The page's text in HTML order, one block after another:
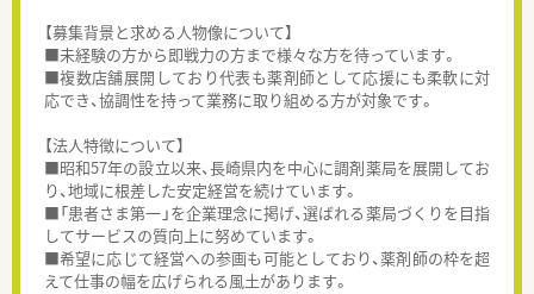
【募集背景と求める人物像について】
■未経験の方から即戦力の方まで様々な方を待っています。
■複数店舗展開しており代表も薬剤師として応援にも柔軟に対
応でき、協調性を持って業務に取り組める方が対象です。
【法人特徴について】
■昭和57年の設立以来、長崎県内を中心に調剤薬局を展開してお
り、地域に根差した安定経営を続けています。
■「患者さま第一」を企業理念に掲げ、選ばれる薬局づくりを目指
してサービスの質向上に努めています。
■希望に応じて経営への参画も可能としており、薬剤師の枠を超
えて仕事の幅を広げられる風土があります。